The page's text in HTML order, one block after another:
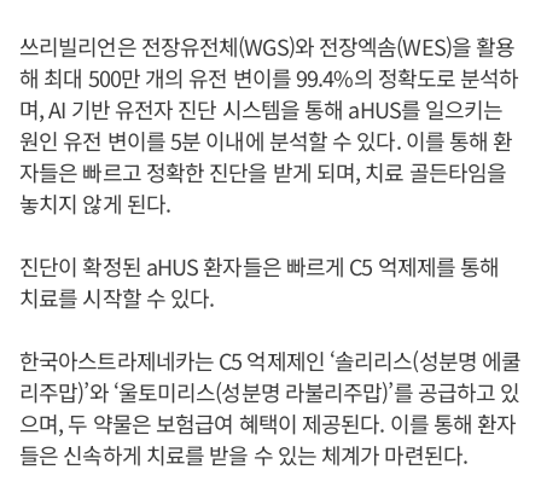
쓰리빌리언은 전장유전체(WGS)와 전장엑솜(WES)을 활용
해 최대 500만 개의 유전 변이를 99.4%의 정확도로 분석하
며, AI 기반 유전자 진단 시스템을 통해 aHUS를 일으키는
원인 유전 변이를 5분 이내에 분석할 수 있다. 이를 통해 환
자들은 빠르고 정확한 진단을 받게 되며, 치료 골든타임을
놓치지 않게 된다.
진단이 확정된 aHUS 환자들은 빠르게 C5 억제제를 통해
치료를 시작할 수 있다.
한국아스트라제네카는 C5 억제제인 ‘솔리리스(성분명 에쿨
리주맙)’와 ‘울토미리스(성분명 라불리주맙)’를 공급하고 있
으며, 두 약물은 보험급여 혜택이 제공된다. 이를 통해 환자
들은 신속하게 치료를 받을 수 있는 체계가 마련된다.